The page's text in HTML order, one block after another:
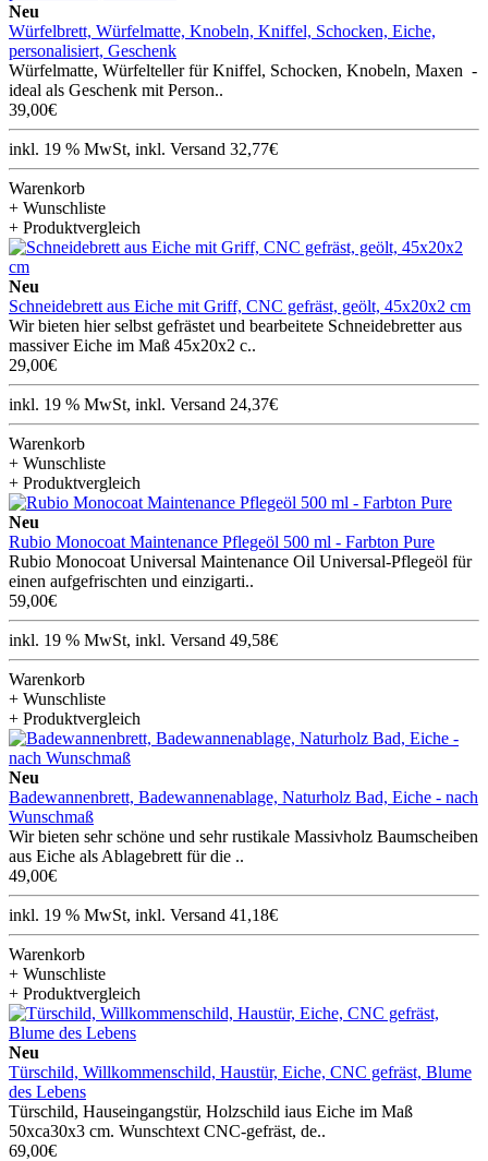
Neu
Würfelbrett, Würfelmatte, Knobeln, Kniffel, Schocken, Eiche,
personalisiert, Geschenk
Würfelmatte, Würfelteller für Kniffel, Schocken, Knobeln, Maxen -
ideal als Geschenk mit Person..
39,00€
inkl. 19 % MwSt, inkl. Versand 32,77€
Warenkorb
+ Wunschliste
+ Produktvergleich
Neu
Schneidebrett aus Eiche mit Griff, CNC gefräst, geölt, 45x20x2 cm
Wir bieten hier selbst gefrästet und bearbeitete Schneidebretter aus
massiver Eiche im Maß 45x20x2 c..
29,00€
inkl. 19 % MwSt, inkl. Versand 24,37€
Warenkorb
+ Wunschliste
+ Produktvergleich
Neu
Rubio Monocoat Maintenance Pflegeöl 500 ml - Farbton Pure
Rubio Monocoat Universal Maintenance Oil Universal-Pflegeöl für
einen aufgefrischten und einzigarti..
59,00€
inkl. 19 % MwSt, inkl. Versand 49,58€
Warenkorb
+ Wunschliste
+ Produktvergleich
Neu
Badewannenbrett, Badewannenablage, Naturholz Bad, Eiche - nach
Wunschmaß
Wir bieten sehr schöne und sehr rustikale Massivholz Baumscheiben
aus Eiche als Ablagebrett für die ..
49,00€
inkl. 19 % MwSt, inkl. Versand 41,18€
Warenkorb
+ Wunschliste
+ Produktvergleich
Neu
Türschild, Willkommenschild, Haustür, Eiche, CNC gefräst, Blume
des Lebens
Türschild, Hauseingangstür, Holzschild iaus Eiche im Maß
50xca30x3 cm. Wunschtext CNC-gefräst, de..
69,00€